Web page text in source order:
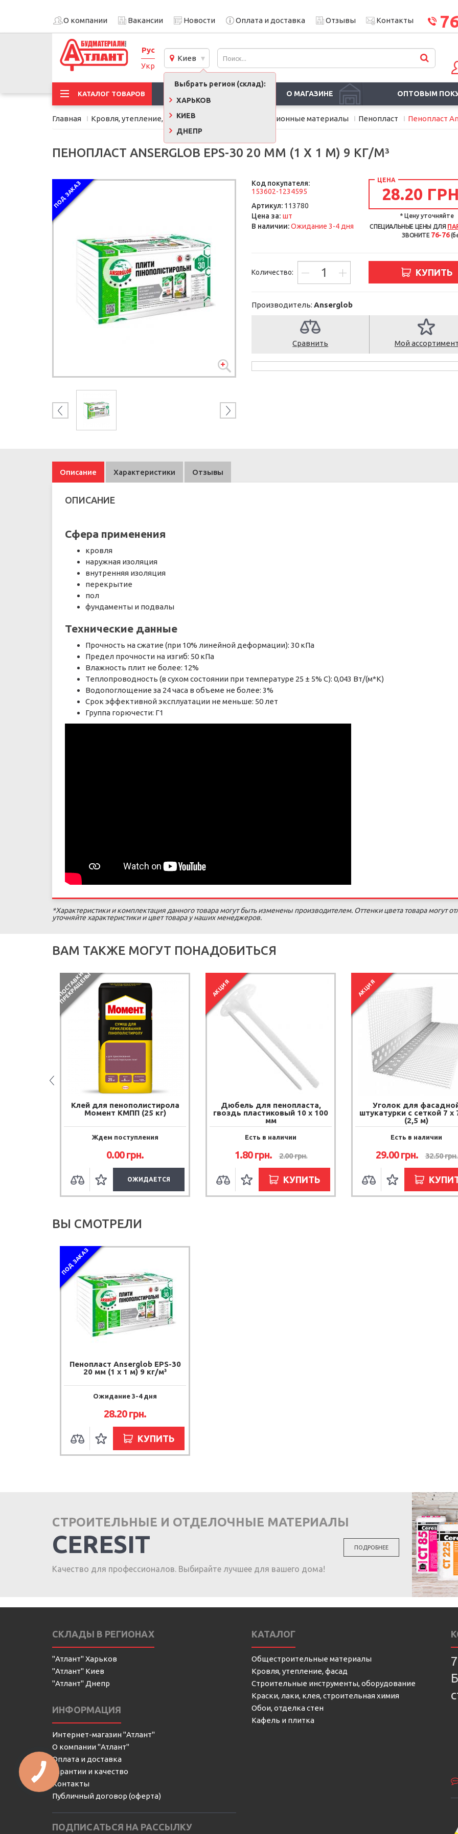
О компании Вакансии Новости Оплата и доставка Отзывы Контакты
Рус
Укр
Киев
Выбрать регион (склад):
ХАРЬКОВ
КИЕВ
ДНЕПР
КАТАЛОГ ТОВАРОВ О МАГАЗИНЕ ОПТОВЫМ
Главная Кровля, утепление, фасад Утеплители и изоляционные материалы Пенопласт Пенопласт
ПЕНОПЛАСТ ANSERGLOB EPS-30 20 ММ (1 Х 1 М) 9 КГ/М³
ПОД ЗАКАЗ
Код покупателя:
153602-1234595
Артикул: 113780
Цена за: шт
В наличии:Ожидание 3-4 дня
ЦЕНА
28.20
* Цену уточняйте
СПЕЦИАЛЬНЫЕ ЦЕНЫ ДЛЯ
ЗВОНИТЕ 76-76
Количество: КУПИТЬ
Производитель: Anserglob
Сравнить Мой ассортимент
Описание Характеристики Отзывы
ОПИСАНИЕ
Сфера применения
кровля
наружная изоляция
внутренняя изоляция
перекрытие
пол
фундаменты и подвалы
Технические данные
Прочность на сжатие (при 10% линейной деформации): 30 кПа
Предел прочности на изгиб: 50 кПа
Влажность плит не более: 12%
Теплопроводность (в сухом состоянии при температуре 25 ± 5% C): 0,043 Вт/(м*К)
Водопоглощение за 24 часа в объеме не более: 3%
Срок эффективной эксплуатации не меньше: 50 лет
Группа горючести: Г1
*Характеристики и комплектация данного товара могут быть изменены производителем. Оттенки цвета товара могут
уточняйте характеристики и цвет товара у наших менеджеров.
ВАМ ТАКЖЕ МОГУТ ПОНАДОБИТЬСЯ
П
О
С
Т
А
В
К
И
П
Р
Е
К
Р
А
Щ
Е
Н
Ы
Клей для пенополистирола
Момент КМПП (25 кг)
Ждем поступления
0.00 грн.
ОЖИДАЕТСЯ
АКЦИЯ
Дюбель для пенопласта,
гвоздь пластиковый 10 х 100
мм
Есть в наличии
1.80 грн. 2.00 грн.
КУПИТЬ
АКЦИЯ
Уголок для
штукатурки с сеткой 7 х
(2,5 м)
Есть в наличии
29.00 грн. 32.50 грн.
ВЫ СМОТРЕЛИ
ПОД ЗАКАЗ
Пенопласт Anserglob EPS-30
20 мм (1 х 1 м) 9 кг/м³
Ожидание 3-4 дня
28.20 грн.
КУПИТЬ
СТРОИТЕЛЬНЫЕ И ОТДЕЛОЧНЫЕ МАТЕРИАЛЫ
CERESIT
Качество для профессионалов. Выбирайте лучшее для вашего дома!
ПОДРОБНЕЕ
СКЛАДЫ В РЕГИОНАХ
"Атлант" Харьков
"Атлант" Киев
"Атлант" Днепр
ИНФОРМАЦИЯ
Интернет-магазин "Атлант"
О компании "Атлант"
Оплата и доставка
Гарантии и качество
Контакты
Публичный договор (оферта)
ПОДПИСАТЬСЯ НА РАССЫЛКУ
КАТАЛОГ
Общестроительные материалы
Кровля, утепление, фасад
Строительные инструменты, оборудование
Краски, лаки, клея, строительная химия
Обои, отделка стен
Кафель и плитка
КНОПКА
СВЯЗИ